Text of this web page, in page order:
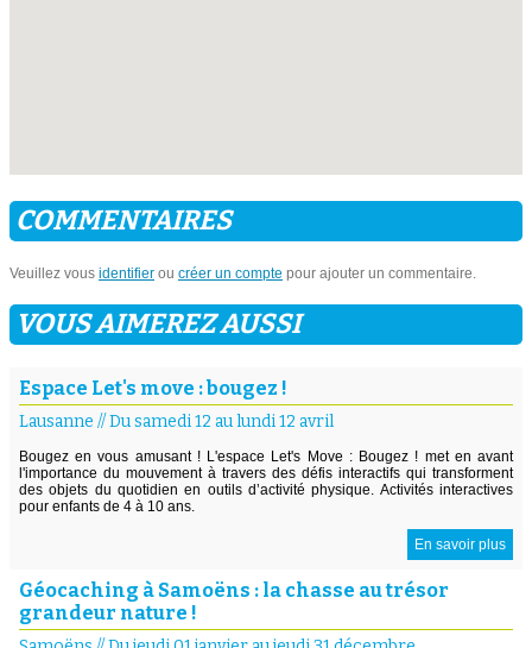
COMMENTAIRES
Veuillez vous identifier ou créer un compte pour ajouter un commentaire.
VOUS AIMEREZ AUSSI
Espace Let's move : bougez !
Lausanne //Du samedi 12 au lundi 12 avril
Bougez en vous amusant ! L'espace Let's Move : Bougez ! met en avant
l'importance du mouvement à travers des défis interactifs qui transforment
des objets du quotidien en outils d’activité physique. Activités interactives
pour enfants de 4 à 10 ans.
En savoir plus
Géocaching à Samoëns : la chasse au trésor
grandeur nature !